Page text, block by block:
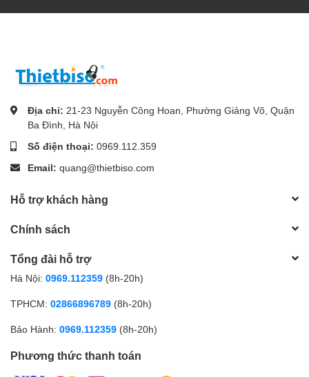
Địa chỉ: 21-23 Nguyễn Công Hoan, Phường Giảng Võ, Quận
Ba Đình, Hà Nội
Số điện thoại: 0969.112.359
Email: quang@thietbiso.com
Hỗ trợ khách hàng
Chính sách
Tổng đài hỗ trợ
Hà Nội: 0969.112359 (8h-20h)
TPHCM: 02866896789 (8h-20h)
Bảo Hành: 0969.112359 (8h-20h)
Phương thức thanh toán